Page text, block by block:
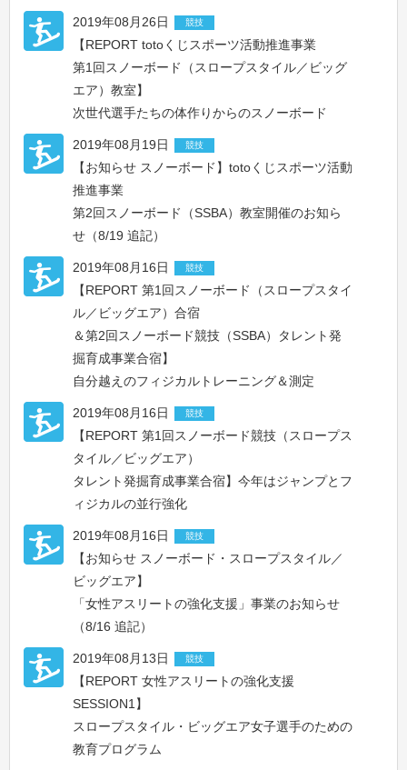
2019年08月26日 競技
【REPORT totoくじスポーツ活動推進事業
第1回スノーボード（スロープスタイル／ビッグ
エア）教室】
次世代選手たちの体作りからのスノーボード
2019年08月19日 競技
【お知らせ スノーボード】totoくじスポーツ活動
推進事業
第2回スノーボード（SSBA）教室開催のお知ら
せ（8/19 追記）
2019年08月16日 競技
【REPORT 第1回スノーボード（スロープスタイ
ル／ビッグエア）合宿
＆第2回スノーボード競技（SSBA）タレント発
掘育成事業合宿】
自分越えのフィジカルトレーニング＆測定
2019年08月16日 競技
【REPORT 第1回スノーボード競技（スロープス
タイル／ビッグエア）
タレント発掘育成事業合宿】今年はジャンプとフ
ィジカルの並行強化
2019年08月16日 競技
【お知らせ スノーボード・スロープスタイル／
ビッグエア】
「女性アスリートの強化支援」事業のお知らせ
（8/16 追記）
2019年08月13日 競技
【REPORT 女性アスリートの強化支援
SESSION1】
スロープスタイル・ビッグエア⼥⼦選⼿のための
教育プログラム